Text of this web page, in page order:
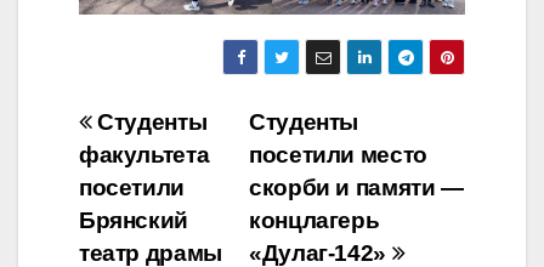
Навигация
по
записям
Студенты
посетили место
скорби и памяти —
концлагерь
«Дулаг-142»
Студенты
факультета
посетили
Брянский
театр драмы